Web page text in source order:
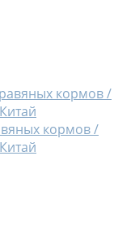
кормов /